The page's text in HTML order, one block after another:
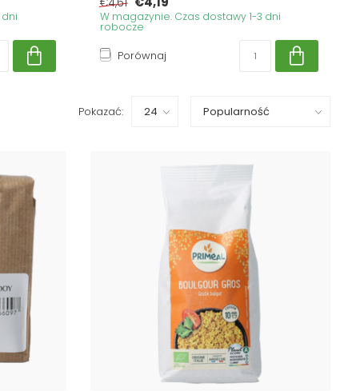
€4,61
W magazynie. Czas dostawy 1-3 dni
robocze
Porównaj
Pokazać: